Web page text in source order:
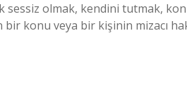
sessiz olmak, kendini tutmak,
konu veya bir kişinin mizacı